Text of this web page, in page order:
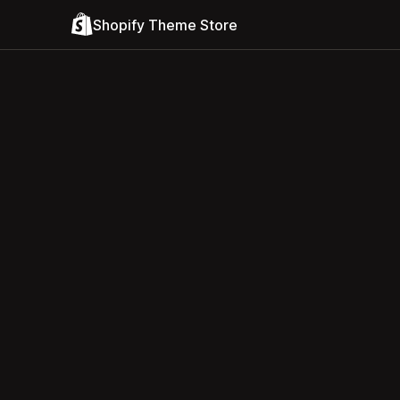
Shopify Theme Store